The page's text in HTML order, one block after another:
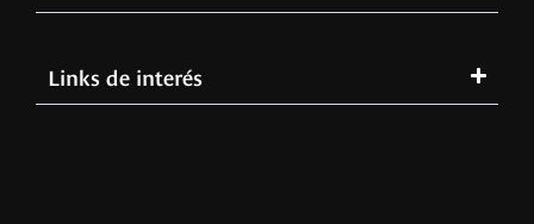
Links de interés